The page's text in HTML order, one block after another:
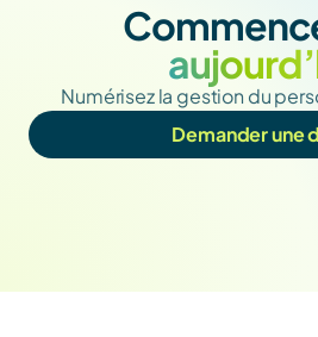
Numérisez la gestion du
Demander une